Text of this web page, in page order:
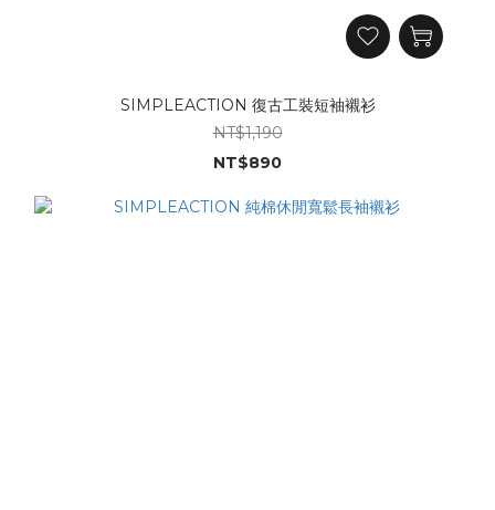
SIMPLEACTION 復古工裝短袖襯衫
NT$1,190
NT$890